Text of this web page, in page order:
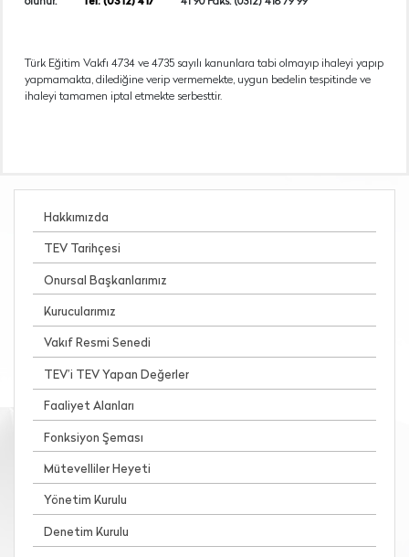
Türk Eğitim Vakfı 4734 ve 4735 sayılı kanunlara tabi olmayıp ihaleyi yapıp
yapmamakta, dilediğine verip vermemekte, uygun bedelin tespitinde ve
ihaleyi tamamen iptal etmekte serbesttir.
Hakkımızda
TEV Tarihçesi
Onursal Başkanlarımız
Kurucularımız
Vakıf Resmi Senedi
TEV’i TEV Yapan Değerler
Faaliyet Alanları
Fonksiyon Şeması
Mütevelliler Heyeti
Yönetim Kurulu
Denetim Kurulu